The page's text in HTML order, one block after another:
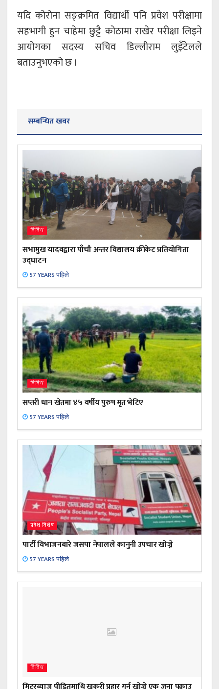
यदि कोरोना सङ्क्रमित विद्यार्थी पनि प्रवेश परीक्षामा
सहभागी हुन चाहेमा छुट्टै कोठामा राखेर परीक्षा लिइने
आयोगका सदस्य सचिव डिल्लीराम लुइँटेलले
बताउनुभएको छ ।
सम्बन्धित खवर
विविध
सभामुख यादवद्वारा पाँचौ अन्तर विद्यालय क्रीकेट प्रतियोगिता
उद्घाटन
57 YEARS पहिले
विविध
सप्तरी धान खेतमा ४५ वर्षीय पुरुष मृत भेटिए
57 YEARS पहिले
प्रदेश विशेष
पार्टी विभाजनबारे जसपा नेपालले कानुनी उपचार खोज्ने
57 YEARS पहिले
विविध